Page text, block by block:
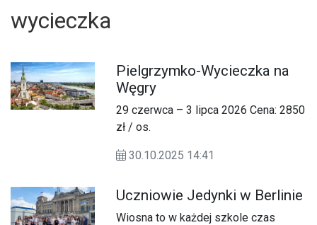
wycieczka
Pielgrzymko-Wycieczka na
Węgry
29 czerwca – 3 lipca 2026 Cena: 2850
zł / os.
30.10.2025 14:41
Uczniowie Jedynki w Berlinie
Wiosna to w każdej szkole czas